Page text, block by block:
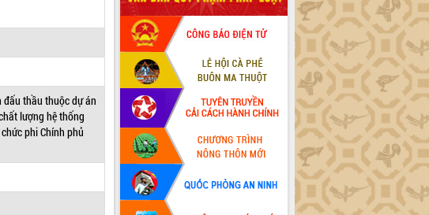
đấu thầu thuộc dự án
lượng hệ thống
phi Chính phủ